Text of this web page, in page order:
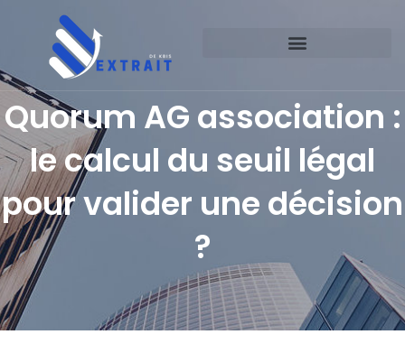
Quorum AG association :
le calcul du seuil légal
pour valider une décision
?